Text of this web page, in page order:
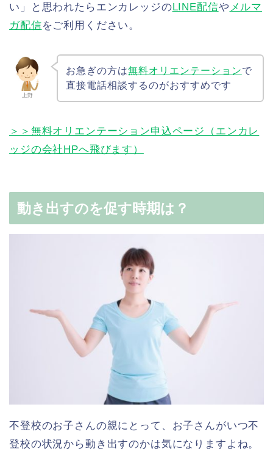
い」と思われたらエンカレッジのLINE配信や メルマ
ガ配信をご利用ください。
上野
お急ぎの方は無料オリエンテーションで
直接電話相談するのがおすすめです
＞＞無料オリエンテーション申込ページ（エンカレ
ッジの会社HPへ飛びます）
動き出すのを促す時期は？
不登校のお子さんの親にとって、お子さんがいつ不
登校の状況から動き出すのかは気になりますよね。